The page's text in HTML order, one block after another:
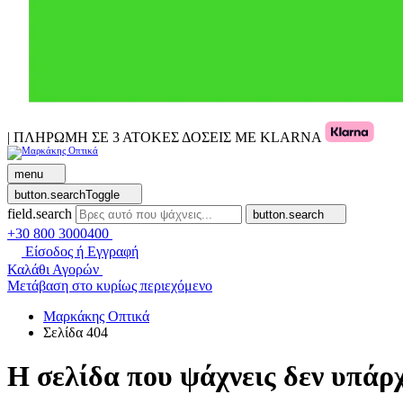
| ΠΛΗΡΩΜΗ ΣΕ 3 ΑΤΟΚΕΣ ΔΟΣΕΙΣ ΜΕ KLARNA
menu
button.searchToggle
field.search button.search
+30 800 3000400
Είσοδος ή Εγγραφή
Καλάθι Αγορών
Μετάβαση στο κυρίως περιεχόμενο
Μαρκάκης Οπτικά
Σελίδα 404
Η σελίδα που ψάχνεις δεν